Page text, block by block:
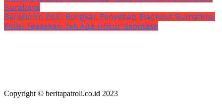
Surabaya
Bareskrim Polri Bongkar Penyebab Blackout Sumatera,
Polisi Tegaskan Tak Ada Unsur Sabotase
Copyright © beritapatroli.co.id 2023